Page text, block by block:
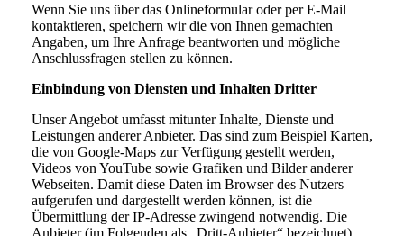
Wenn Sie uns über das Onlineformular oder per E-Mail
kontaktieren, speichern wir die von Ihnen gemachten
Angaben, um Ihre Anfrage beantworten und mögliche
Anschlussfragen stellen zu können.
Einbindung von Diensten und Inhalten Dritter
Unser Angebot umfasst mitunter Inhalte, Dienste und
Leistungen anderer Anbieter. Das sind zum Beispiel Karten,
die von Google-Maps zur Verfügung gestellt werden,
Videos von YouTube sowie Grafiken und Bilder anderer
Webseiten. Damit diese Daten im Browser des Nutzers
aufgerufen und dargestellt werden können, ist die
Übermittlung der IP-Adresse zwingend notwendig. Die
Anbieter (im Folgenden als „Dritt-Anbieter“ bezeichnet)